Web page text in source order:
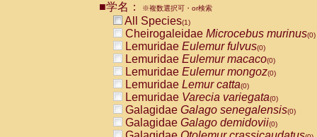
CebidaeCebus nigrivittatus
CebidaeCebus
CebidaeSaimiri boliviensis(0)
CebidaeSaimiri sciureus(0)
AtelidaeAlouatta caraya(0)
AtelidaeAlouatta fusca(0)
AtelidaeAlouatta seniculus
AtelidaeAlouattaspp.(0)
AtelidaeAteles belzebuth(0)
AtelidaeAteles geoffroyi(0)
AtelidaeAteles paniscus(0)
■学名： ※複数選択可・or検索
All Species(1)
Cheirogaleidae Microcebus murinus(0)
Lemuridae Eulemur fulvus(0)
Lemuridae Eulemur macaco(0)
Lemuridae Eulemur mongoz(0)
Lemuridae Lemur catta(0)
Lemuridae Varecia variegata(0)
Galagidae Galago senegalensis(0)
Galagidae Galago demidovii(0)